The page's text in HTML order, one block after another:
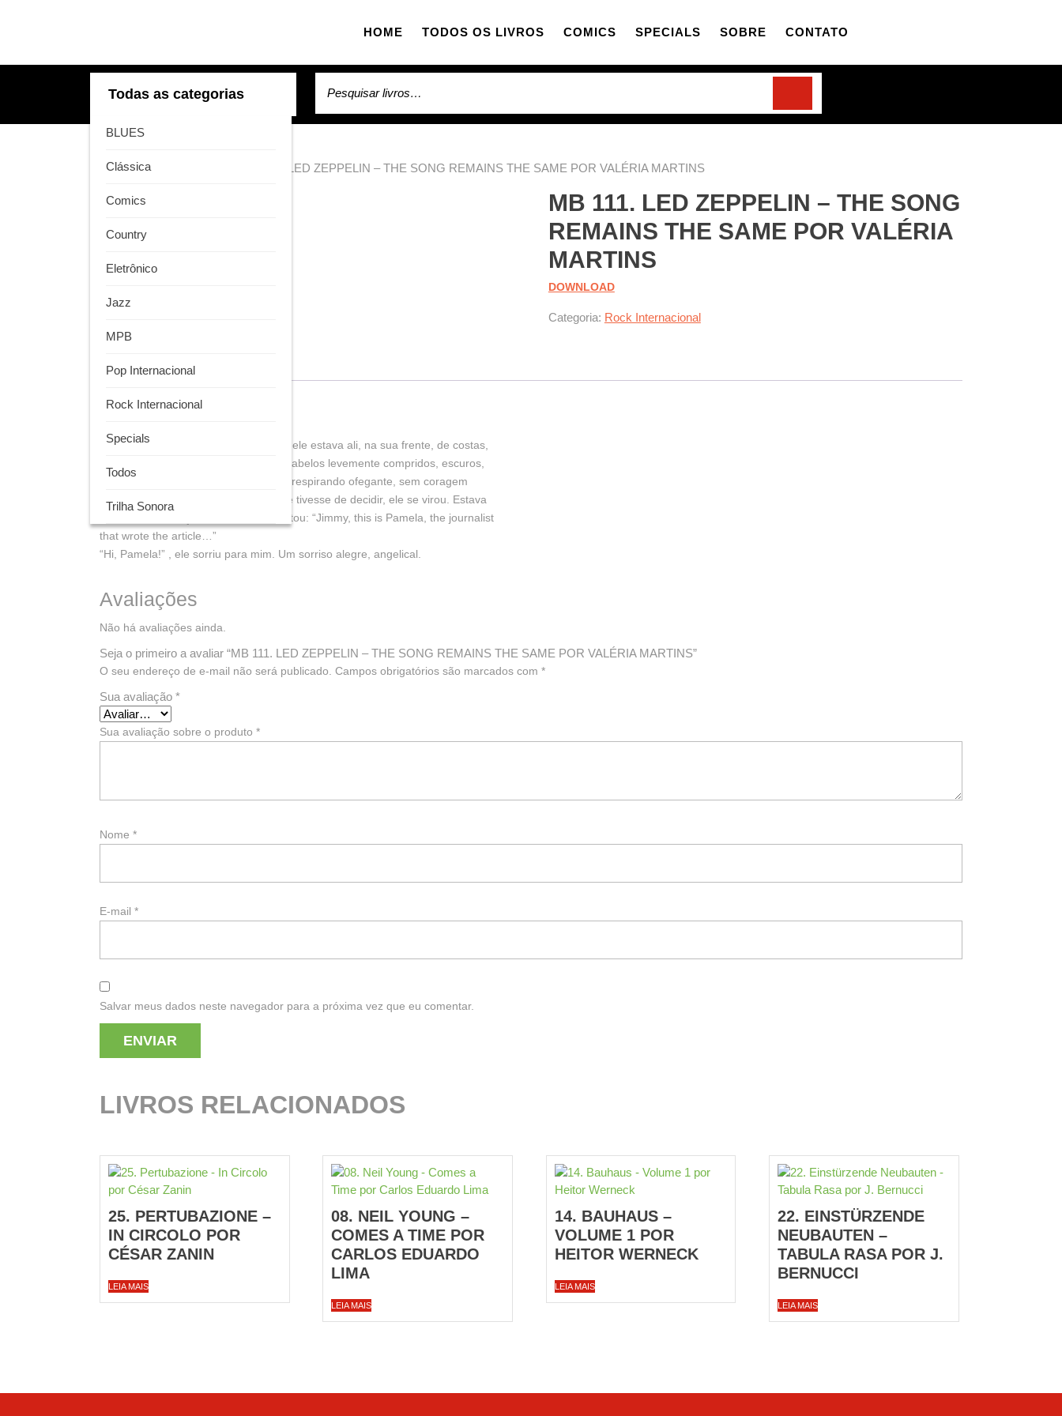
HOME TODOS OS LIVROS COMICS SPECIALS SOBRE CONTATO
Todas as categorias
BLUES
Clássica
Comics
Country
Eletrônico
Jazz
MPB
Pop Internacional
Rock Internacional
Specials
Todos
Trilha Sonora
Início/Rock Internacional / MB 111. LED ZEPPELIN – THE SONG REMAINS THE SAME POR VALÉRIA MARTINS
MB 111. LED ZEPPELIN – THE SONG
REMAINS THE SAME POR VALÉRIA
MARTINS
DOWNLOAD
Categoria: Rock Internacional
Descrição
Descrição
Foram tantos anos sonhando e agora ele estava ali, na sua frente, de costas,
calças jeans, camisa preta de botão, cabelos levemente compridos, escuros,
provavelmente tingidos. Ficou parada respirando ofegante, sem coragem
de fazer a volta e encará-lo. Antes que tivesse de decidir, ele se virou. Estava
rodeado de crianças. Alguém apresentou: “Jimmy, this is Pamela, the journalist
that wrote the article…”
“Hi, Pamela!” , ele sorriu para mim. Um sorriso alegre, angelical.
Avaliações
Não há avaliações ainda.
Seja o primeiro a avaliar “MB 111. LED ZEPPELIN – THE SONG REMAINS THE SAME POR VALÉRIA MARTINS”
O seu endereço de e-mail não será publicado. Campos obrigatórios são marcados com *
Sua avaliação *
Sua avaliação sobre o produto *
Nome *
E-mail *
Salvar meus dados neste navegador para a próxima vez que eu comentar.
LIVROS RELACIONADOS
25. PERTUBAZIONE –
IN CIRCOLO POR
CÉSAR ZANIN
LEIA MAIS
08. NEIL YOUNG –
COMES A TIME POR
CARLOS EDUARDO
LIMA
LEIA MAIS
14. BAUHAUS –
VOLUME 1 POR
HEITOR WERNECK
LEIA MAIS
22. EINSTÜRZENDE
NEUBAUTEN –
TABULA RASA POR J.
BERNUCCI
LEIA MAIS